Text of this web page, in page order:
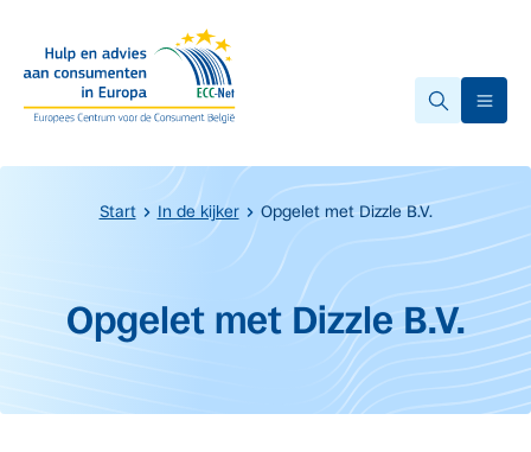
Start In de kijker Opgelet met Dizzle B.V.
Start van de hoofdinhoud
Opgelet met Dizzle B.V.